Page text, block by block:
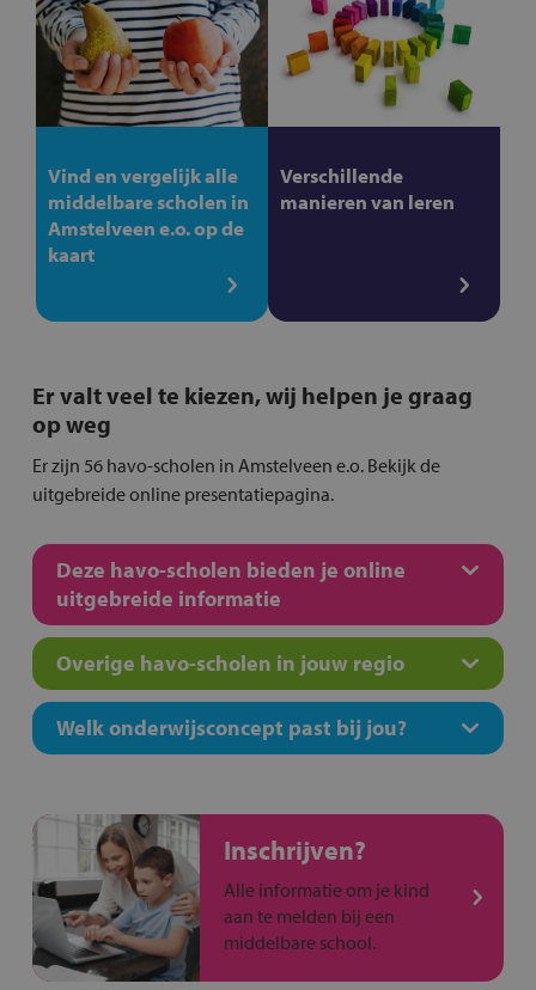
Vind en vergelijk alle
middelbare scholen in
Amstelveen e.o. op de
kaart
Verschillende
manieren van leren
Er valt veel te kiezen, wij helpen je graag
op weg
Er zijn 56 havo-scholen in Amstelveen e.o. Bekijk de
uitgebreide online presentatiepagina.
Deze havo-scholen bieden je online
uitgebreide informatie
Overige havo-scholen in jouw regio
Welk onderwijsconcept past bij jou?
Inschrijven?
Alle informatie om je kind
aan te melden bij een
middelbare school.